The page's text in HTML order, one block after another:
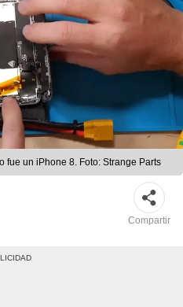
fue un iPhone 8. Foto: Strange Parts
Compartir